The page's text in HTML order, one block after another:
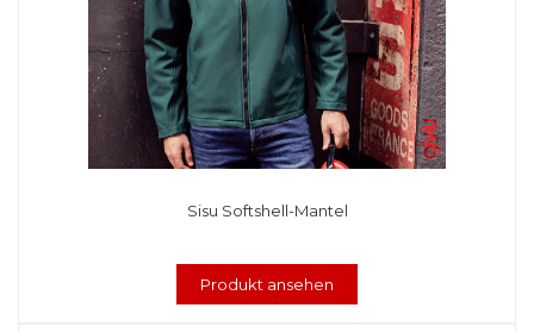
Sisu Softshell-Mantel
Produkt ansehen